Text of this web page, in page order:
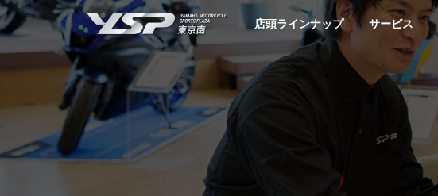
YSP東京南
店頭ラインナップ サービス